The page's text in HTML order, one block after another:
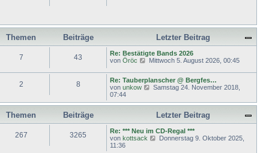
r
B
i
t
r
a
Themen Beiträge
Letzter Beitrag
7 43
Re: Bestätigte Bands 2026
von Öröc
N
u
e
s
e
e
i
t
Mittwoch 5. August 2026, 00:45
2 8
Re: Tauberplanscher @ Bergfes…
von unkow
N
u
e
t
e
r
Samstag 24. November 2018,
07:44
Themen Beiträge
Letzter Beitrag
267 3265
Re: *** Neu im CD-Regal ***
von kottsack
NDonnerstag 9. Oktober 2025,
11:36